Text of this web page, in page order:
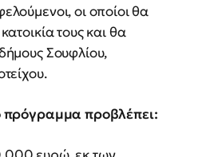
οι οποίοι θα
τους και θα
Σουφλίου,
πρόγραμμα προβλέπει: